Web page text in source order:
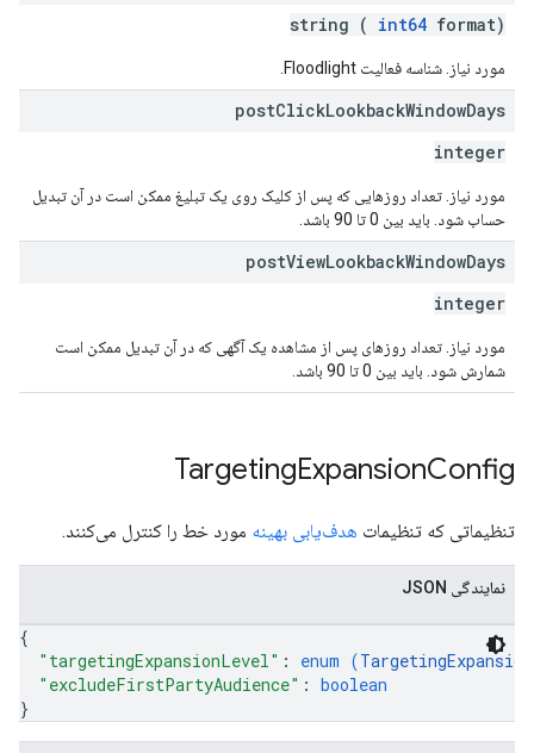
string ( int64 format)
مورد نیاز. شناسه فعالیت Floodlight.
postClickLookbackWindowDays
integer
مورد نیاز. تعداد روزهایی که پس از کلیک روی یک تبلیغ ممکن است در آن تبدیل
حساب شود. باید بین 0 تا 90 باشد.
postViewLookbackWindowDays
integer
مورد نیاز. تعداد روزهای پس از مشاهده یک آگهی که در آن تبدیل ممکن است
شمارش شود. باید بین 0 تا 90 باشد.
TargetingExpansionConfig
تنظیماتی که تنظیمات هدف‌یابی بهینه مورد خط را کنترل می‌کنند.
نمایندگی JSON
{
"targetingExpansionLevel" : enum (
"excludeFirstPartyAudience" : boolean
}